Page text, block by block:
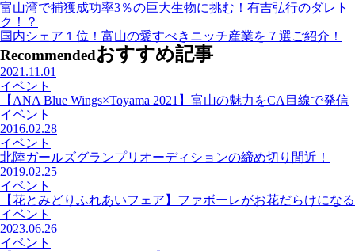
富山湾で捕獲成功率3％の巨大生物に挑む！有吉弘行のダレト
ク！？
国内シェア１位！富山の愛すべきニッチ産業を７選ご紹介！
Recommendedおすすめ記事
2021.11.01
イベント
【ANA Blue Wings×Toyama 2021】富山の魅力をCA目線で発信
イベント
2016.02.28
イベント
北陸ガールズグランプリオーディションの締め切り間近！
2019.02.25
イベント
【花とみどりふれあいフェア】ファボーレがお花だらけになる
イベント
2023.06.26
イベント